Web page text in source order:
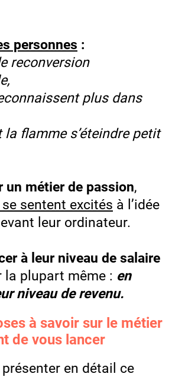
personnes :
reconversion
plus dans
flamme s’éteindre petit
un métier de passion,
sentent excités à l’idée
leur ordinateur.
à leur niveau de salaire
la plupart même : en
niveau de revenu.
à savoir sur le métier
de vous lancer
en détail ce